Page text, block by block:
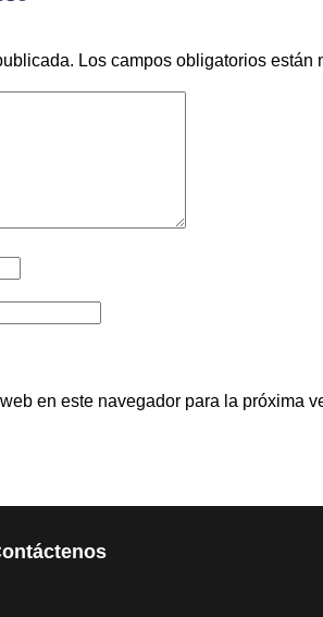
Los campos obligatorios están
en este navegador para la próxima